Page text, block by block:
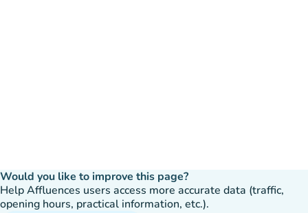
Would you like to improve this page?
Help Affluences users access more accurate data (traffic,
opening hours, practical information, etc.).